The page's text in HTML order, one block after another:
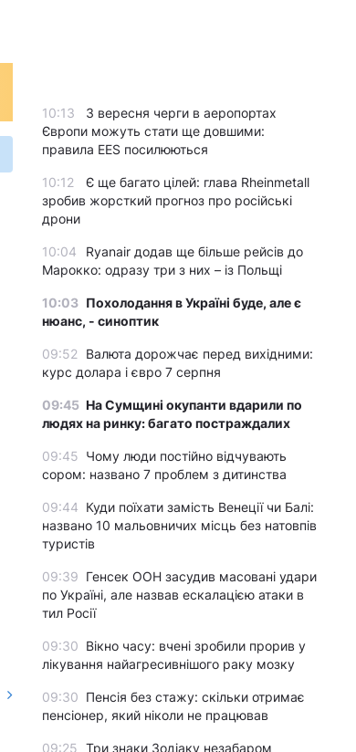
10:13
З вересня черги в аеропортах
Європи можуть стати ще довшими:
правила EES посилюються
10:12
Є ще багато цілей: глава Rheinmetall
зробив жорсткий прогноз про російські
дрони
10:04
Ryanair додав ще більше рейсів до
Марокко: одразу три з них – із Польщі
10:03 Похолодання в Україні буде, але є
нюанс, - синоптик
09:52
Валюта дорожчає перед вихідними:
курс долара і євро 7 серпня
09:45 На Сумщині окупанти вдарили по
людях на ринку: багато постраждалих
09:45 Чому люди постійно відчувають
сором: названо 7 проблем з дитинства
09:44 Куди поїхати замість Венеції чи Балі:
названо 10 мальовничих місць без натовпів
туристів
09:39 Генсек ООН засудив масовані удари
по Україні, але назвав ескалацією атаки в
тил Росії
09:30 Вікно часу: вчені зробили прорив у
лікування найагресивнішого раку мозку
09:30 Пенсія без стажу: скільки отримає
пенсіонер, який ніколи не працював
09:25 Три знаки Зодіаку незабаром